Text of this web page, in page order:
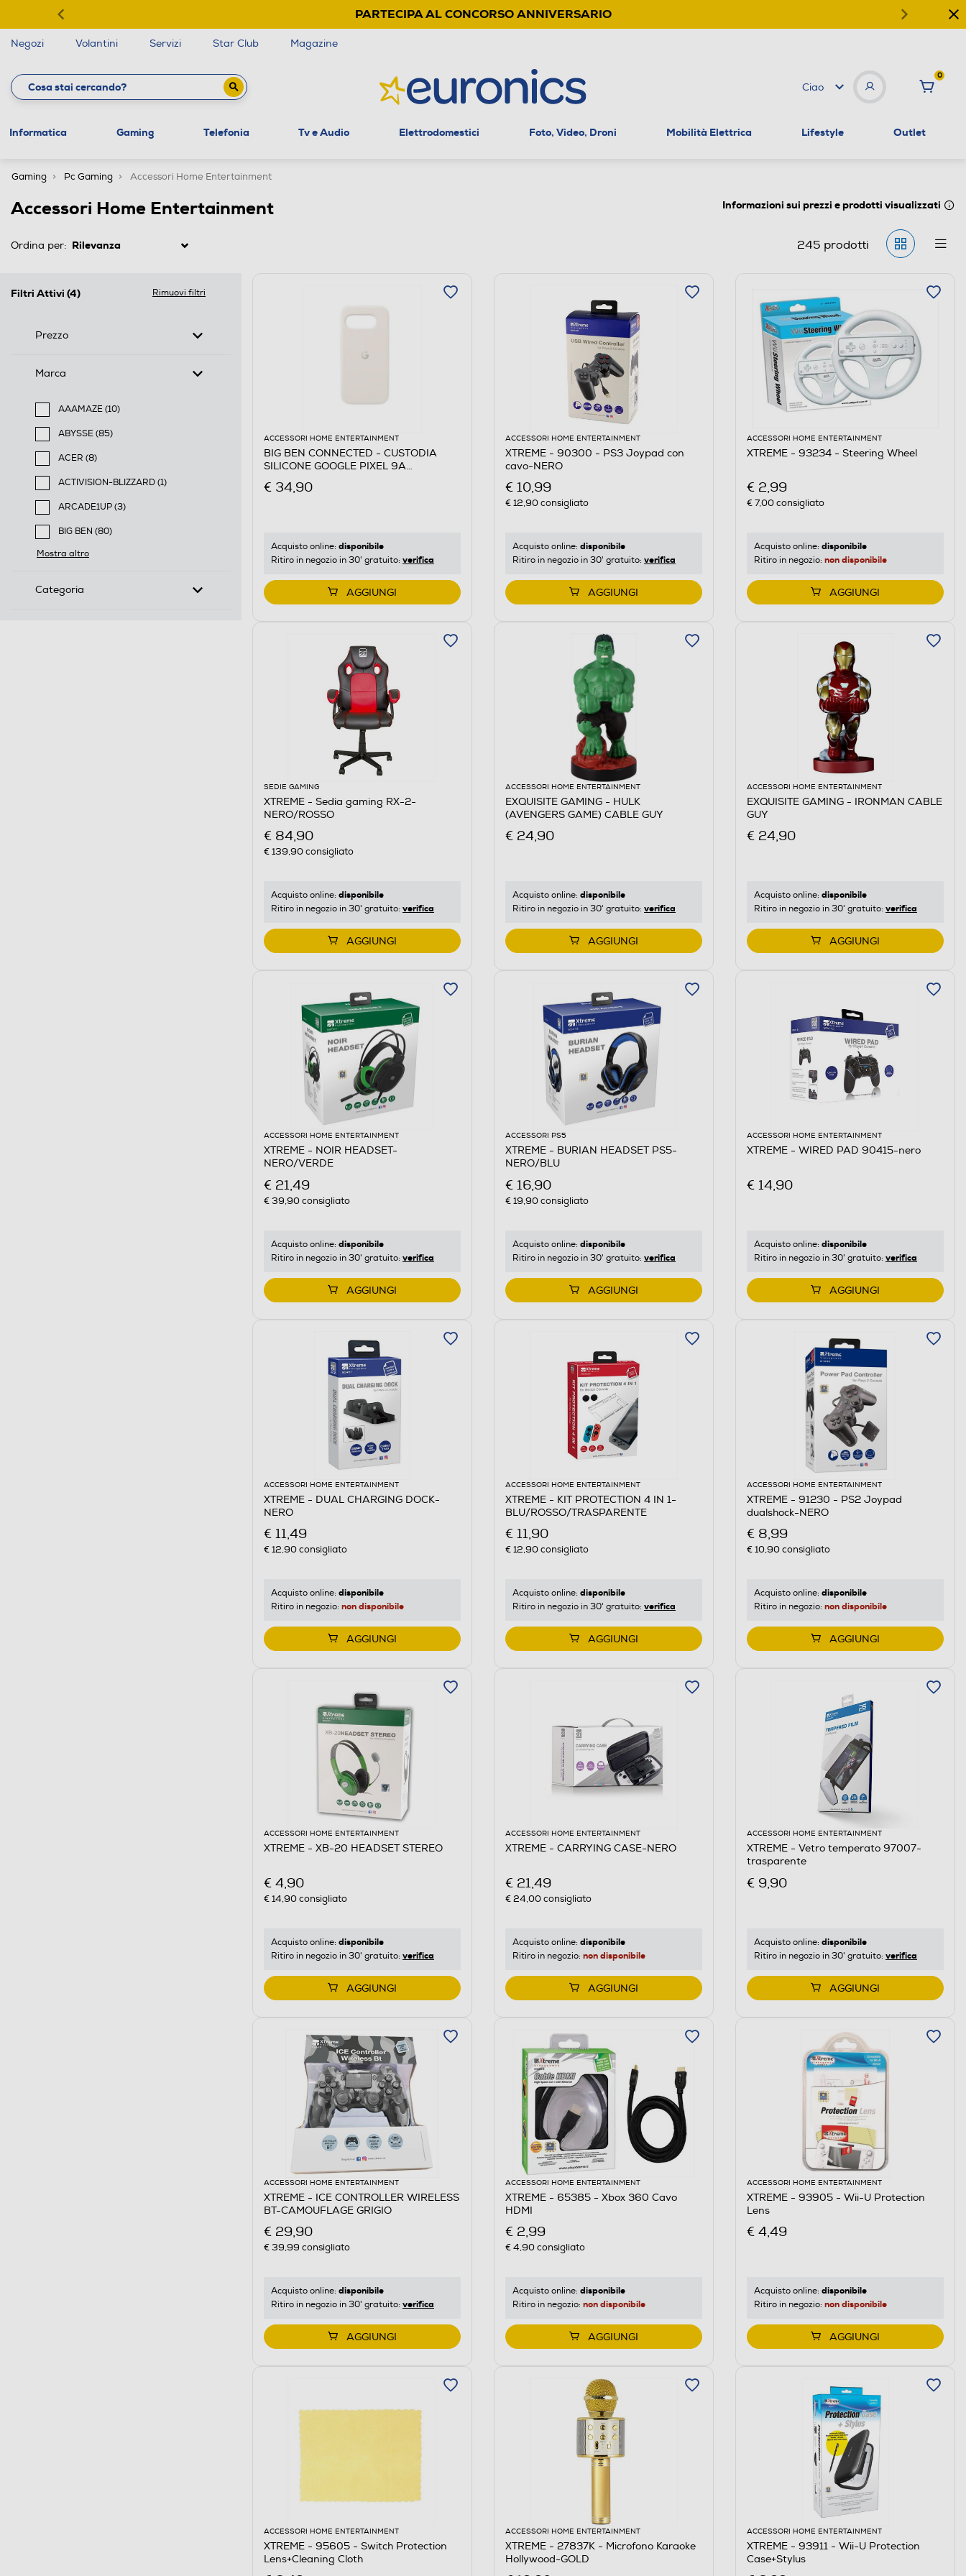
PARTECIPA AL CONCORSO ANNIVERSARIO
Negozi Volantini Servizi Star Club Magazine
Ciao
0
Informatica Gaming Telefonia Tv e Audio Elettrodomestici Foto, Video, Droni Mobilità Elettrica Lifestyle Outlet
Gaming Pc Gaming Accessori Home Entertainment
Accessori Home Entertainment Informazioni sui prezzi e prodotti visualizzati
Ordina per: 245 prodotti
Filtri Attivi (4) Rimuovi filtri
Prezzo
Marca
AAAMAZE (10)
Filtra per Marca: AAAMAZE
ABYSSE (85)
Filtra per Marca: ABYSSE
ACER (8)
Filtra per Marca: ACER
ACTIVISION-BLIZZARD (1)
Filtra per Marca: ACTIVISION-BLIZZARD
ARCADE1UP (3)
Filtra per Marca: ARCADE1UP
BIG BEN (80)
Filtra per Marca: BIG BEN
Mostra altro
Categoria
ACCESSORI HOME ENTERTAINMENT
BIG BEN CONNECTED - CUSTODIA
SILICONE GOOGLE PIXEL 9A
€ 34,90
Acquisto online: disponibile
Ritiro in negozio in 30' gratuito: verifica
AGGIUNGI
ACCESSORI HOME ENTERTAINMENT
XTREME - 90300 - PS3 Joypad con
cavo-NERO
€ 10,99
€ 12,90consigliato
Acquisto online: disponibile
Ritiro in negozio in 30' gratuito: verifica
AGGIUNGI
ACCESSORI HOME ENTERTAINMENT
XTREME - 93234 - Steering Wheel
€ 2,99
€ 7,00consigliato
Acquisto online: disponibile
Ritiro in negozio: non disponibile
AGGIUNGI
SEDIE GAMING
XTREME - Sedia gaming RX-2-
NERO/ROSSO
€ 84,90
€ 139,90consigliato
Acquisto online: disponibile
Ritiro in negozio in 30' gratuito: verifica
AGGIUNGI
ACCESSORI HOME ENTERTAINMENT
EXQUISITE GAMING - HULK
(AVENGERS GAME) CABLE GUY
€ 24,90
Acquisto online: disponibile
Ritiro in negozio in 30' gratuito: verifica
AGGIUNGI
ACCESSORI HOME ENTERTAINMENT
EXQUISITE GAMING - IRONMAN CABLE
GUY
€ 24,90
Acquisto online: disponibile
Ritiro in negozio in 30' gratuito: verifica
AGGIUNGI
ACCESSORI HOME ENTERTAINMENT
XTREME - NOIR HEADSET-
NERO/VERDE
€ 21,49
€ 39,90consigliato
Acquisto online: disponibile
Ritiro in negozio in 30' gratuito: verifica
AGGIUNGI
ACCESSORI PS5
XTREME - BURIAN HEADSET PS5-
NERO/BLU
€ 16,90
€ 19,90consigliato
Acquisto online: disponibile
Ritiro in negozio in 30' gratuito: verifica
AGGIUNGI
ACCESSORI HOME ENTERTAINMENT
XTREME - WIRED PAD 90415-nero
€ 14,90
Acquisto online: disponibile
Ritiro in negozio in 30' gratuito: verifica
AGGIUNGI
ACCESSORI HOME ENTERTAINMENT
XTREME - DUAL CHARGING DOCK-
NERO
€ 11,49
€ 12,90consigliato
Acquisto online: disponibile
Ritiro in negozio: non disponibile
AGGIUNGI
ACCESSORI HOME ENTERTAINMENT
XTREME - KIT PROTECTION 4 IN 1-
BLU/ROSSO/TRASPARENTE
€ 11,90
€ 12,90consigliato
Acquisto online: disponibile
Ritiro in negozio in 30' gratuito: verifica
AGGIUNGI
ACCESSORI HOME ENTERTAINMENT
XTREME - 91230 - PS2 Joypad
dualshock-NERO
€ 8,99
€ 10,90consigliato
Acquisto online: disponibile
Ritiro in negozio: non disponibile
AGGIUNGI
ACCESSORI HOME ENTERTAINMENT
XTREME - XB-20 HEADSET STEREO
€ 4,90
€ 14,90consigliato
Acquisto online: disponibile
Ritiro in negozio in 30' gratuito: verifica
AGGIUNGI
ACCESSORI HOME ENTERTAINMENT
XTREME - CARRYING CASE-NERO
€ 21,49
€ 24,00consigliato
Acquisto online: disponibile
Ritiro in negozio: non disponibile
AGGIUNGI
ACCESSORI HOME ENTERTAINMENT
XTREME - Vetro temperato 97007-
trasparente
€ 9,90
Acquisto online: disponibile
Ritiro in negozio in 30' gratuito: verifica
AGGIUNGI
ACCESSORI HOME ENTERTAINMENT
XTREME - ICE CONTROLLER WIRELESS
BT-CAMOUFLAGE GRIGIO
€ 29,90
€ 39,99 consigliato
Acquisto online: disponibile
Ritiro in negozio in 30' gratuito: verifica
AGGIUNGI
ACCESSORI HOME ENTERTAINMENT
XTREME - 65385 - Xbox 360 Cavo
HDMI
€ 2,99
€ 4,90consigliato
Acquisto online: disponibile
Ritiro in negozio: non disponibile
AGGIUNGI
ACCESSORI HOME ENTERTAINMENT
XTREME - 93905 - Wii-U Protection
Lens
€ 4,49
Acquisto online: disponibile
Ritiro in negozio: non disponibile
AGGIUNGI
ACCESSORI HOME ENTERTAINMENT
XTREME - 95605 - Switch Protection
Lens+Cleaning Cloth
ACCESSORI HOME ENTERTAINMENT
XTREME - 27837K - Microfono Karaoke
Hollywood-GOLD
ACCESSORI HOME ENTERTAINMENT
XTREME - 93911 - Wii-U Protection
Case+Stylus